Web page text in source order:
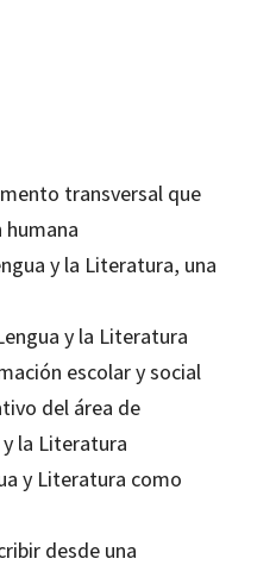
transversal que
y la Literatura, una
y la Literatura
escolar y social
del área de
la Literatura
y Literatura como
desde una